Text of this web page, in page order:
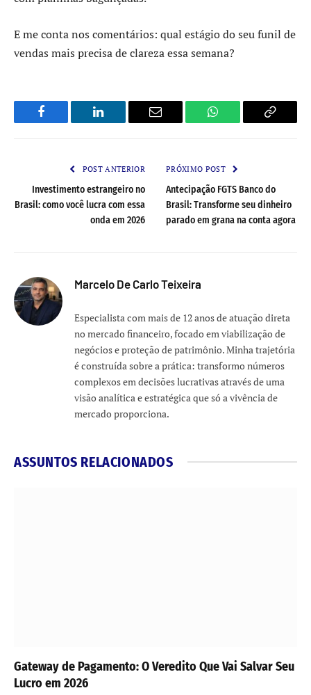
E me conta nos comentários: qual estágio do seu funil de
vendas mais precisa de clareza essa semana?
Facebook LinkedIn Email WhatsApp Copy
POST ANTERIOR
Investimento estrangeiro no
Brasil: como você lucra com essa
onda em 2026
PRÓXIMO POST
Antecipação FGTS Banco do
Brasil: Transforme seu dinheiro
parado em grana na conta agora
Marcelo De Carlo Teixeira
Especialista com mais de 12 anos de atuação direta
no mercado financeiro, focado em viabilização de
negócios e proteção de patrimônio. Minha trajetória
é construída sobre a prática: transformo números
complexos em decisões lucrativas através de uma
visão analítica e estratégica que só a vivência de
mercado proporciona.
ASSUNTOS RELACIONADOS
Gateway de Pagamento: O Veredito Que Vai Salvar Seu
Lucro em 2026